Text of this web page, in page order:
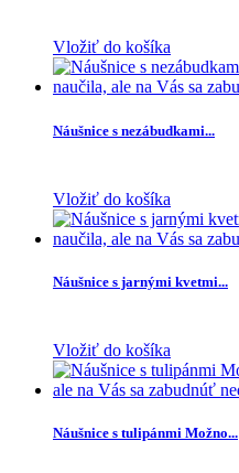
Vložiť do košíka
Náušnice s nezábudkami...
Vložiť do košíka
Náušnice s jarnými kvetmi...
Vložiť do košíka
Náušnice s tulipánmi Možno...